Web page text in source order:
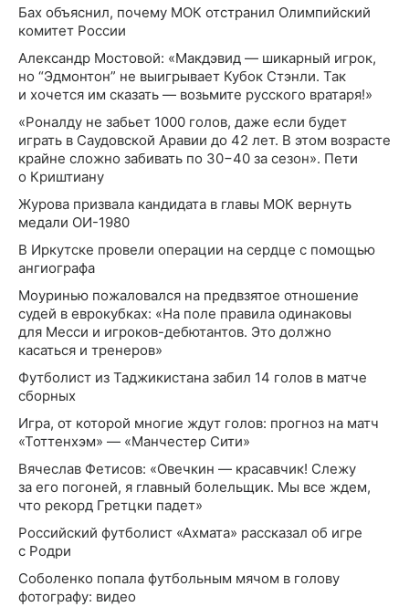
Бах объяснил, почему МОК отстранил Олимпийский
комитет России
Александр Мостовой: «Макдэвид — шикарный игрок,
но “Эдмонтон” не выигрывает Кубок Стэнли. Так
и хочется им сказать — возьмите русского вратаря!»
«Роналду не забьет 1000 голов, даже если будет
играть в Саудовской Аравии до 42 лет. В этом возрасте
крайне сложно забивать по 30−40 за сезон». Пети
о Криштиану
Журова призвала кандидата в главы МОК вернуть
медали ОИ-1980
В Иркутске провели операции на сердце с помощью
ангиографа
Моуринью пожаловался на предвзятое отношение
судей в еврокубках: «На поле правила одинаковы
для Месси и игроков-дебютантов. Это должно
касаться и тренеров»
Футболист из Таджикистана забил 14 голов в матче
сборных
Игра, от которой многие ждут голов: прогноз на матч
«Тоттенхэм» — «Манчестер Сити»
Вячеслав Фетисов: «Овечкин — красавчик! Слежу
за его погоней, я главный болельщик. Мы все ждем,
что рекорд Гретцки падет»
Российский футболист «Ахмата» рассказал об игре
с Родри
Соболенко попала футбольным мячом в голову
фотографу: видео